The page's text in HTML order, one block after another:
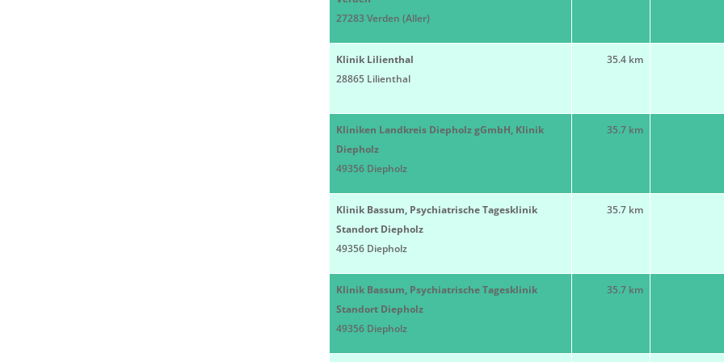
27283 Verden (Aller)
Klinik Lilienthal
28865 Lilienthal
35.4 km
Kliniken Landkreis Diepholz gGmbH, Klinik
Diepholz
49356 Diepholz
35.7 km
Klinik Bassum, Psychiatrische Tagesklinik
Standort Diepholz
49356 Diepholz
35.7 km
Klinik Bassum, Psychiatrische Tagesklinik
Standort Diepholz
49356 Diepholz
35.7 km